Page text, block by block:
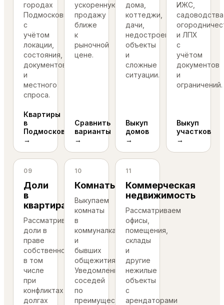
городах
Подмосковья
с
учётом
локации,
состояния,
документов
и
местного
спроса.
Квартиры
в
Подмосковье
→
ускоренную
продажу
ближе
к
рыночной
цене.
Сравнить
варианты
→
дома,
коттеджи,
дачи,
недостроенные
объекты
и
сложные
ситуации.
Выкуп
домов
→
ИЖС,
и ЛПХ
с
учётом
документов
и
ограничений.
Выкуп
участков
→
09
Доли
в
квартирах
Рассматриваем
доли в
праве
собственности,
в том
числе
при
конфликтах,
долгах
10
Комнаты
Выкупаем
комнаты
в
коммуналках
и
бывших
общежитиях.
Уведомления
соседей
по
преимущественному
11
Коммерческая
недвижимость
Рассматриваем
офисы,
помещения,
склады
и
другие
нежилые
объекты
с
арендаторами